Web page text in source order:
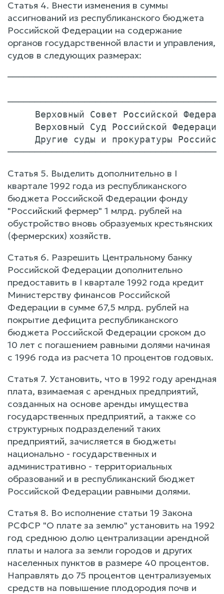
Статья 4. Внести изменения в суммы
ассигнований из республиканского бюджета
Российской Федерации на содержание
органов государственной власти и управления,
судов в следующих размерах:
Верховный Совет Российской
Верховный Суд Российской
Другие суды и прокуратуры
Статья 5. Выделить дополнительно в I
квартале 1992 года из республиканского
бюджета Российской Федерации фонду
"Российский фермер" 1 млрд. рублей на
обустройство вновь образуемых крестьянских
(фермерских) хозяйств.
Статья 6. Разрешить Центральному банку
Российской Федерации дополнительно
предоставить в I квартале 1992 года кредит
Министерству финансов Российской
Федерации в сумме 67,5 млрд. рублей на
покрытие дефицита республиканского
бюджета Российской Федерации сроком до
10 лет с погашением равными долями начиная
с 1996 года из расчета 10 процентов годовых.
Статья 7. Установить, что в 1992 году арендная
плата, взимаемая с арендных предприятий,
созданных на основе аренды имущества
государственных предприятий, а также со
структурных подразделений таких
предприятий, зачисляется в бюджеты
национально - государственных и
административно - территориальных
образований и в республиканский бюджет
Российской Федерации равными долями.
Статья 8. Во исполнение статьи 19 Закона
РСФСР "О плате за землю" установить на 1992
год среднюю долю централизации арендной
платы и налога за земли городов и других
населенных пунктов в размере 40 процентов.
Направлять до 75 процентов централизуемых
средств на повышение плодородия почв и